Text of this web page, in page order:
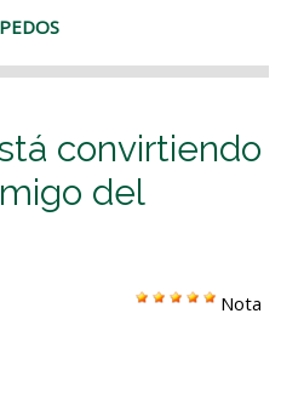
convirtiendo
del
Nota